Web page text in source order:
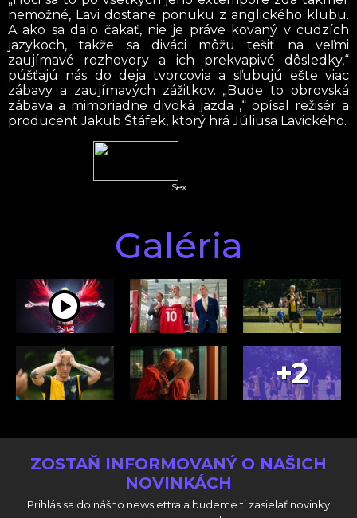
nemožné, Lavi dostane ponuku z anglického klubu.
A ako sa dalo čakať, nie je práve kovaný v cudzích
jazykoch, takže sa diváci môžu tešiť na veľmi
zaujímavé rozhovory a ich prekvapivé dôsledky,“
púšťajú nás do deja tvorcovia a sľubujú ešte viac
zábavy a zaujímavých zážitkov. „Bude to obrovská
zábava a mimoriadne divoká jazda ,“ opísal režisér a
producent Jakub Štáfek, ktorý hrá Júliusa Lavického.
Sex
Galéria
+2
ZOSTAŇ INFORMOVANÝ O NAŠICH
NOVINKÁCH
Prihlás sa do nášho newslettra a budeme ti zasielať novinky